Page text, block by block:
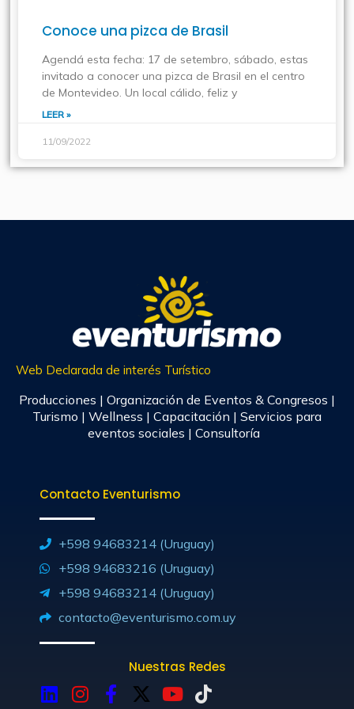
Conoce una pizca de Brasil
Agendá esta fecha: 17 de setembro, sábado, estas
invitado a conocer una pizca de Brasil en el centro
de Montevideo. Un local cálido, feliz y
LEER »
11/09/2022
Web Declarada de interés Turístico
Producciones | Organización de Eventos & Congresos |
Turismo | Wellness | Capacitación | Servicios para
eventos sociales | Consultoría
Contacto Eventurismo
+598 94683214 (Uruguay)
+598 94683216 (Uruguay)
+598 94683214 (Uruguay)
contacto@eventurismo.com.uy
Nuestras Redes
L
I
F
X
Y
T